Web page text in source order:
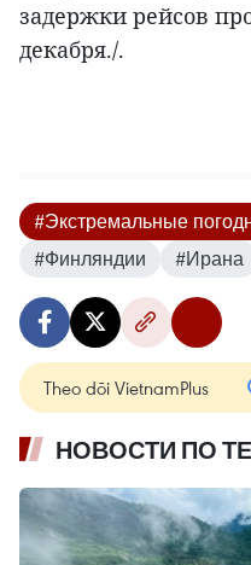
задержки рейсов
декабря./.
#Экстремальные
#Финляндии
#Ирана
Theo dõi VietnamPlus
НОВОСТИ ПО